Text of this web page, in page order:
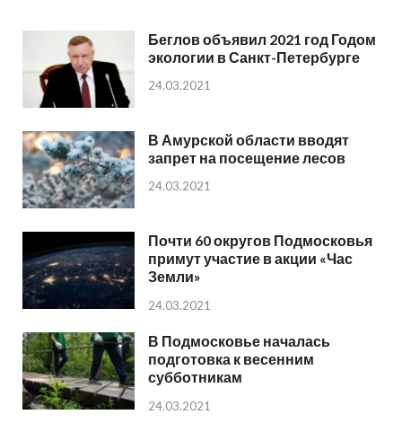
Беглов объявил 2021 год Годом
экологии в Санкт-Петербурге
24.03.2021
В Амурской области вводят
запрет на посещение лесов
24.03.2021
Почти 60 округов Подмосковья
примут участие в акции «Час
Земли»
24.03.2021
В Подмосковье началась
подготовка к весенним
субботникам
24.03.2021